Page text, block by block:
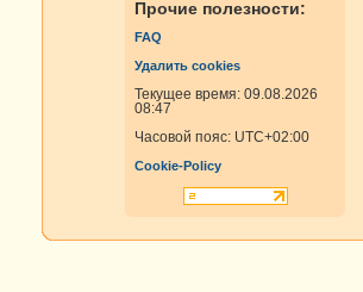
Прочие полезности:
FAQ
Удалить cookies
Текущее время: 09.08.2026
08:47
Часовой пояс: UTC+02:00
Cookie-Policy